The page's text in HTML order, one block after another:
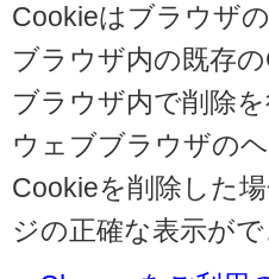
Cookieはブラウザ
ブラウザ内の既存
ブラウザ内で削除
ウェブブラウザの
Cookieを削除した
ジの正確な表示が